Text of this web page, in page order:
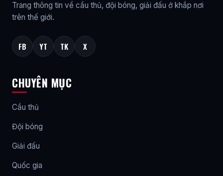
Trang thông tin về cầu thủ, đội bóng, giải đấu ở khắp nơi
trên thế giới.
FB YT TK X
CHUYÊN MỤC
Cầu thủ
Đội bóng
Giải đấu
Quốc gia